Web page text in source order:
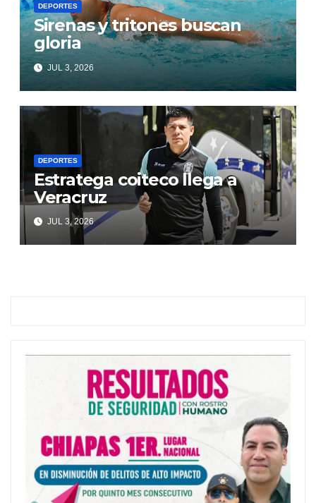
DEPORTES
Sirenas y tritones buscan
gloria
JUL 3, 2026
DEPORTES
Estratega coiteco llega a
Veracruz
JUL 3, 2026